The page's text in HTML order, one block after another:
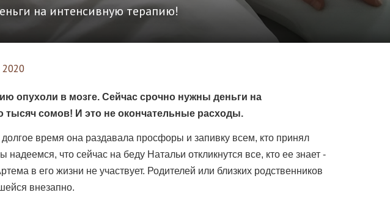
на интенсивную терапию!
опухоли в мозге. Сейчас срочно нужны деньги на
сомов! И это не окончательные расходы.
время она раздавала просфоры и запивку всем, кто принял
что сейчас на беду Натальи откликнутся все, кто ее знает -
в его жизни не участвует. Родителей или близких родственников
внезапно.